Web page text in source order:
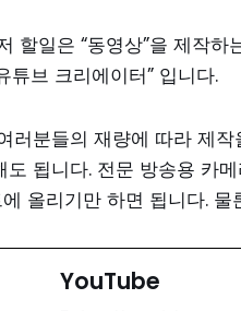
할일은 “동영상”을 제작
튜브 크리에이터” 입니다.
러분들의 재량에 따라 제
도 됩니다. 전문 방송용 카
에 올리기만 하면 됩니다.
YouTube